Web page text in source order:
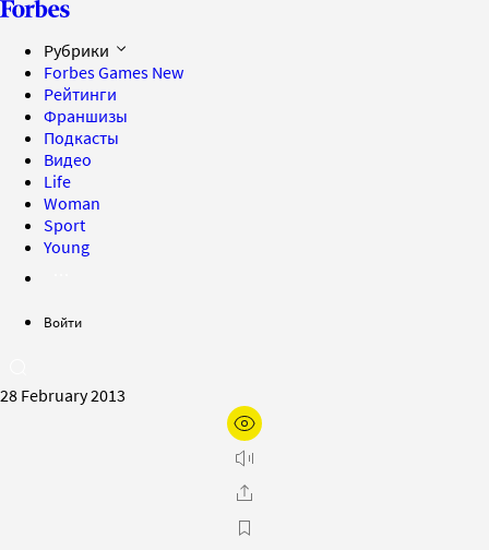
Рубрики
Forbes Games New
Рейтинги
Франшизы
Подкасты
Видео
Life
Woman
Sport
Young
Войти
28 February 2013